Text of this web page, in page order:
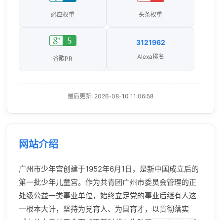
必应权重 头条权重
谷歌PR
3121962
Alexa排名
最后更新: 2026-08-10 11:06:58
网站介绍
广州市少年宫创建于1952年6月1日，是新中国成立后的
第一批少年儿童宫。作为共青团广州市委员会管理的正
处级公益一类事业单位，始终立足党的事业后继有人这
一根本大计，坚持为党育人、为国育才，以贯彻落实